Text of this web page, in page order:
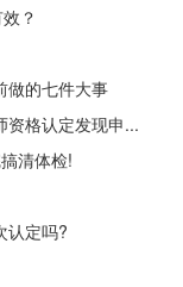
？
做的七件大事
资格认定发现申...
清体检!
认定吗?